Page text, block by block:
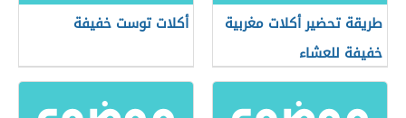
طريقة تحضير أكلات مغربية
خفيفة للعشاء
أكلات توست خفيفة